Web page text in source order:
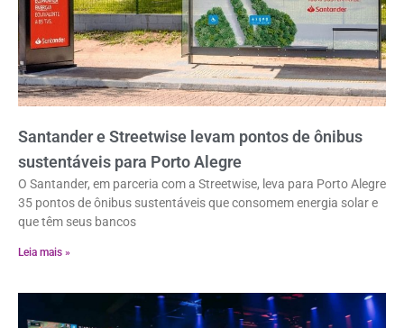
Santander e Streetwise levam pontos de ônibus
sustentáveis para Porto Alegre
O Santander, em parceria com a Streetwise, leva para Porto Alegre
35 pontos de ônibus sustentáveis que consomem energia solar e
que têm seus bancos
Leia mais »